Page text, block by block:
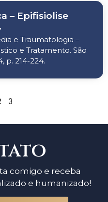
– Epifisiolise
e Traumatologia –
e Tratamento. São
p. 214-224.
3
comigo e receba
e humanizado!